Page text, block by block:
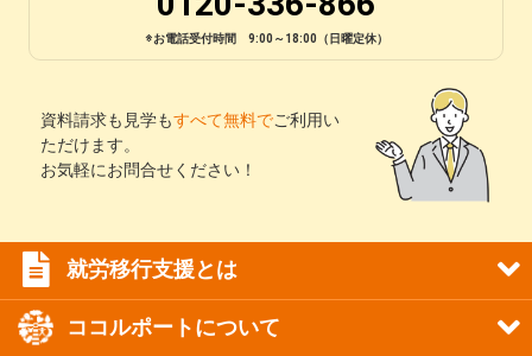
※お電話受付時間 9:00～18:00（日曜定休）
資料請求も見学もすべて無料でご利用い
ただけます。
お気軽にお問合せください！
就労移行支援とは
ココルポートについて